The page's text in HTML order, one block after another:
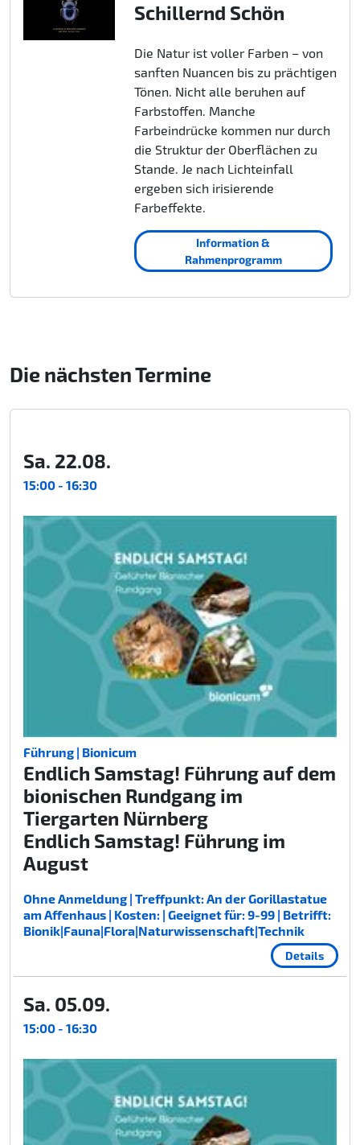
Schillernd Schön
Die Natur ist voller Farben – von
sanften Nuancen bis zu prächtigen
Tönen. Nicht alle beruhen auf
Farbstoffen. Manche
Farbeindrücke kommen nur durch
die Struktur der Oberflächen zu
Stande. Je nach Lichteinfall
ergeben sich irisierende
Farbeffekte.
Information &
Rahmenprogramm
Die nächsten Termine
Sa. 22.08.
15:00 - 16:30
Führung | Bionicum
Endlich Samstag! Führung auf dem
bionischen Rundgang im
Tiergarten Nürnberg
Endlich Samstag! Führung im
August
Ohne Anmeldung | Treffpunkt: An der Gorillastatue
am Affenhaus | Kosten: | Geeignet für: 9-99 | Betrifft:
Bionik|Fauna|Flora|Naturwissenschaft|Technik
Details
Sa. 05.09.
15:00 - 16:30